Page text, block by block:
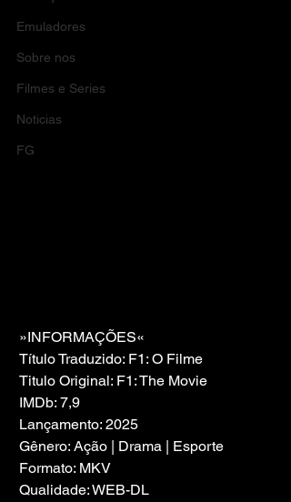
Emuladores
Sobre nos
Filmes e Series
Noticias
FG
»INFORMAÇÕES«
Título Traduzido: F1: O Filme
Titulo Original: F1: The Movie
IMDb: 7,9
Lançamento: 2025
Gênero: Ação | Drama | Esporte
Formato: MKV
Qualidade: WEB-DL